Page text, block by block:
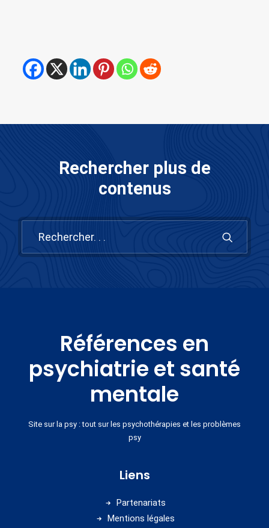
Rechercher plus de
contenus
Références en
psychiatrie et santé
mentale
Site sur la psy : tout sur les psychothérapies et les problèmes
psy
Liens
Partenariats
Mentions légales